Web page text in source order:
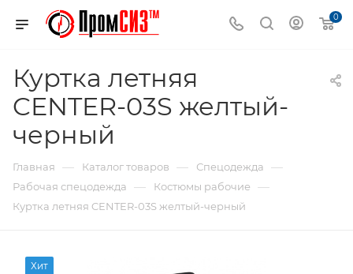
0
Куртка летняя
CENTER-03S желтый-
черный
Главная — Каталог товаров — Спецодежда —
Рабочая спецодежда — Костюмы рабочие —
Куртка летняя CENTER-03S желтый-черный
Хит